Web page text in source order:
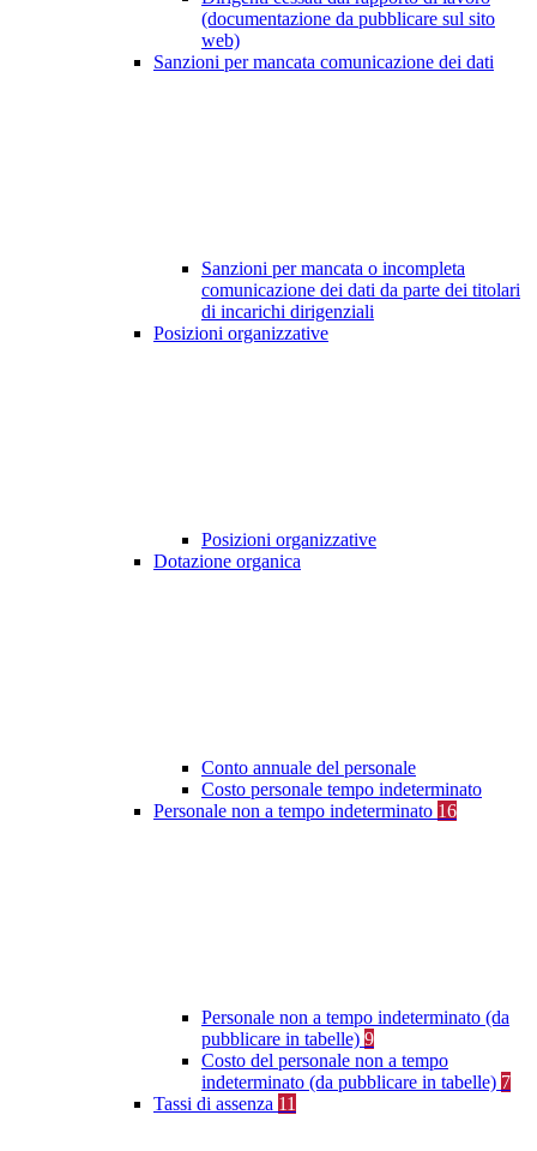
(documentazione da pubblicare sul sito
web)
Sanzioni per mancata comunicazione dei dati
Sanzioni per mancata o incompleta
comunicazione dei dati da parte dei titolari
di incarichi dirigenziali
Posizioni organizzative
Posizioni organizzative
Dotazione organica
Conto annuale del personale
Costo personale tempo indeterminato
Personale non a tempo indeterminato 16
Personale non a tempo indeterminato (da
pubblicare in tabelle) 9
Costo del personale non a tempo
indeterminato (da pubblicare in tabelle) 7
Tassi di assenza 11